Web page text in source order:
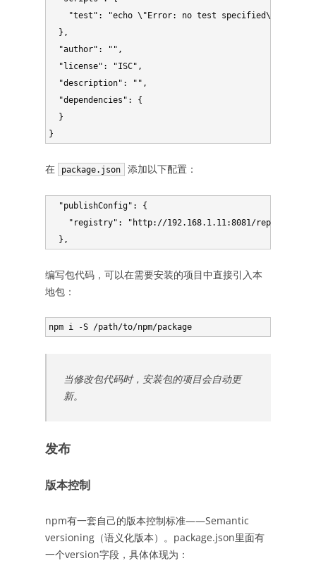
"test": "echo \"Error: no test specified\" &&
  },
  "author": "",
  "license": "ISC",
  "description": "",
  "dependencies": {
  }
在 package.json 添加以下配置：
  "publishConfig": {
"registry": "http://192.168.1.11:8081/repository/
编写包代码，可以在需要安装的项目中直接引入本
地包：
当修改包代码时，安装包的项目会自动更
新。
发布
版本控制
npm有一套自己的版本控制标准——Semantic
versioning（语义化版本）。package.json里面有
一个version字段，具体体现为：